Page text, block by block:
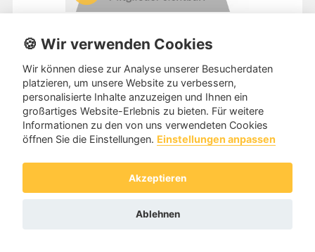
Mohnrose
Tanzpartnerin aus861xx Augsburg 63 Jahre 1,66m
Hallo, ich tanze gerne und suche einen Tanzpartner. Habe
aber schon länger nicht mehr getanzt. Grüßle
Weiterlesen
Einsteiger
Kategorie:Freizeit-Gesellschaftstanz (Standard und
🍪 Wir verwenden Cookies
Wir können diese zur Analyse unserer Besucherdaten
platzieren, um unsere Website zu verbessern,
personalisierte Inhalte anzuzeigen und Ihnen ein
großartiges Website-Erlebnis zu bieten. Für weitere
Informationen zu den von uns verwendeten Cookies
öffnen Sie die Einstellungen. Einstellungen anpassen
Akzeptieren
Ablehnen